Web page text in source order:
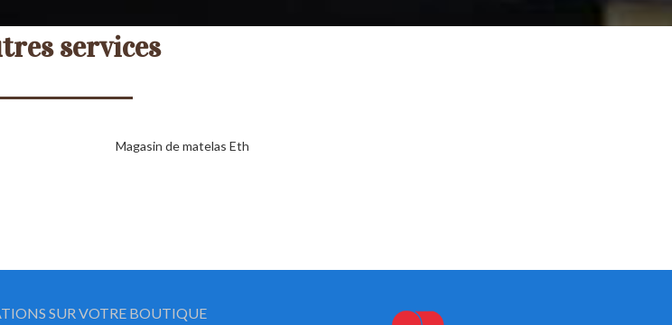
services
Magasin de matelas Eth
SUR VOTRE BOUTIQUE